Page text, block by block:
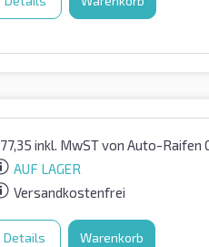
77,35 inkl. MwSTvon Auto-Raifen
AUF LAGER
Versandkostenfrei
Details Warenkorb